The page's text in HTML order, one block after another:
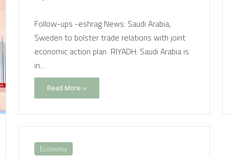
Follow-ups -eshrag News: Saudi Arabia,
Sweden to bolster trade relations with joint
economic action plan RIYADH: Saudi Arabia is
in…
Read More »
Economy